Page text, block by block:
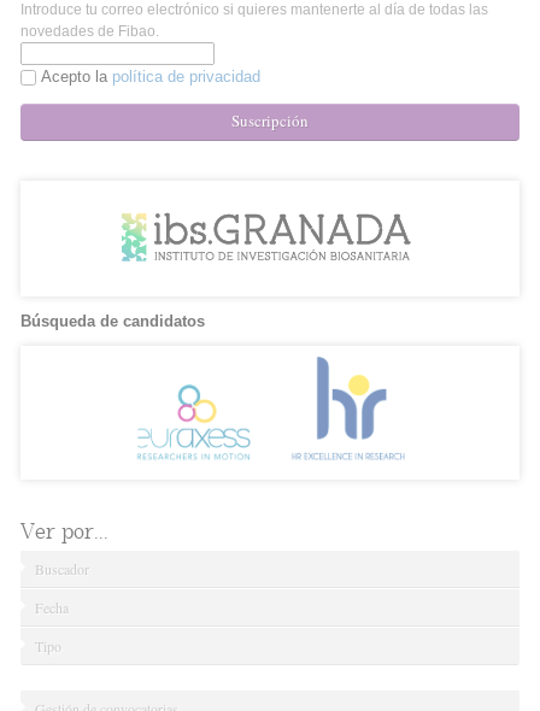
Introduce tu correo electrónico si quieres mantenerte al día de todas las
novedades de Fibao.
Acepto la política de privacidad
Suscripción
Búsqueda de candidatos
Ver por...
Buscador
Fecha
Tipo